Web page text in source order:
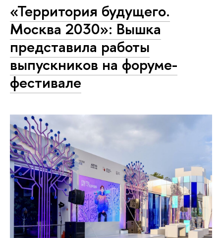
«Территория будущего.
Москва 2030»: Вышка
представила работы
выпускников на форуме-
фестивале